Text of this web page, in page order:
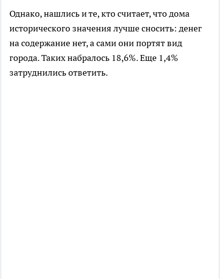
Однако, нашлись и те, кто считает, что дома
исторического значения лучше сносить: денег
на содержание нет, а сами они портят вид
города. Таких набралось 18,6%. Еще 1,4%
затруднились ответить.